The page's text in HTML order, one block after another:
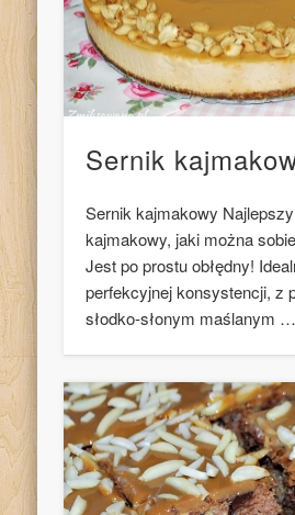
Sernik
Sernik kajmakowy
kajmakowy, jaki można
Jest po prostu obłędny!
perfekcyjnej konsystencji, z
słodko-słonym maślanym …